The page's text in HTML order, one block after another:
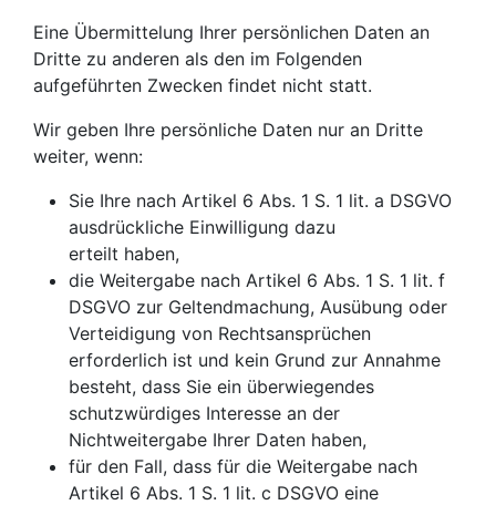
Eine Übermittelung Ihrer persönlichen Daten an
Dritte zu anderen als den im Folgenden
aufgeführten Zwecken findet nicht statt.
Wir geben Ihre persönliche Daten nur an Dritte
weiter, wenn:
Sie Ihre nach Artikel 6 Abs. 1 S. 1 lit. a DSGVO
ausdrückliche Einwilligung dazu
erteilt haben,
die Weitergabe nach Artikel 6 Abs. 1 S. 1 lit. f
DSGVO zur Geltendmachung, Ausübung oder
Verteidigung von Rechtsansprüchen
erforderlich ist und kein Grund zur Annahme
besteht, dass Sie ein überwiegendes
schutzwürdiges Interesse an der
Nichtweitergabe Ihrer Daten haben,
für den Fall, dass für die Weitergabe nach
Artikel 6 Abs. 1 S. 1 lit. c DSGVO eine